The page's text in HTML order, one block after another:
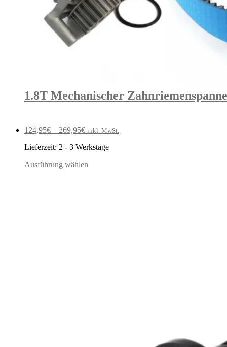
1.8T Mechanischer
124,95€ – 269,95€ inkl. MwSt.
Lieferzeit: 2 - 3 Werkstage
Ausführung wählen